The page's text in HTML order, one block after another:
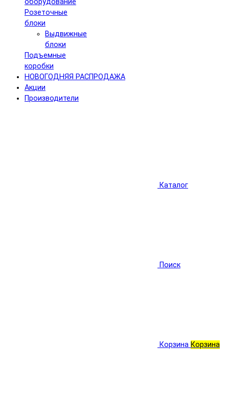
оборудование
Розеточные
блоки
Выдвижные
блоки
Подъемные
коробки
НОВОГОДНЯЯ РАСПРОДАЖА
Акции
Производители
Каталог
Поиск
Корзина Корзина